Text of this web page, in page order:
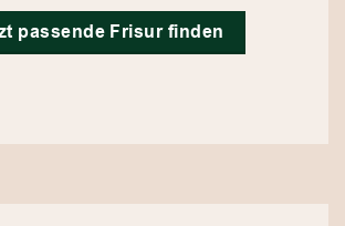
passende Frisur finden